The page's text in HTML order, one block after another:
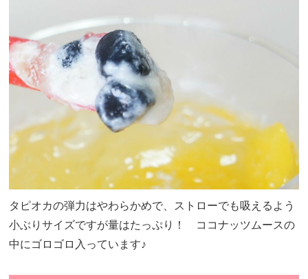
タピオカの弾力はやわらかめで、ストローでも吸えるよう
小ぶりサイズですが量はたっぷり！ ココナッツムースの
中にゴロゴロ入っています♪